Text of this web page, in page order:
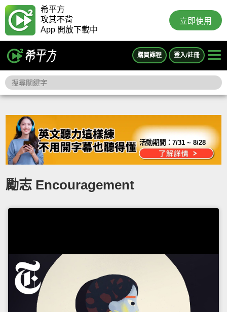
希平方
攻其不背
App 開放下載中
立即使用
購買課程 登入/註冊
活動期間：7/31 ~ 8/28
勵志 Encouragement